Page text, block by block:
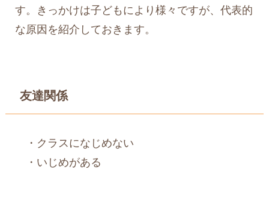
す。きっかけは子どもにより様々ですが、代表的
な原因を紹介しておきます。
友達関係
・クラスになじめない
・いじめがある